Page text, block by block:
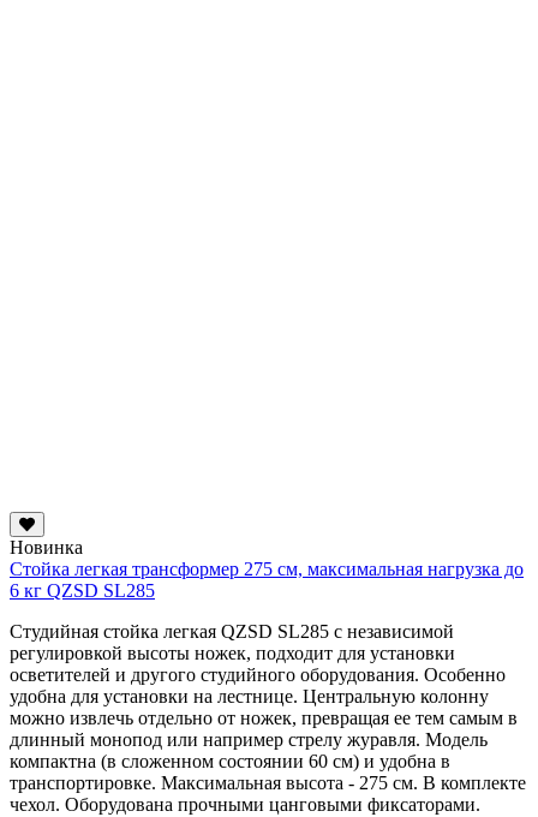
Новинка
Стойка легкая трансформер 275 см, максимальная нагрузка до
6 кг QZSD SL285
Студийная стойка легкая QZSD SL285 с независимой
регулировкой высоты ножек, подходит для установки
осветителей и другого студийного оборудования. Особенно
удобна для установки на лестнице. Центральную колонну
можно извлечь отдельно от ножек, превращая ее тем самым в
длинный монопод или например стрелу журавля. Модель
компактна (в сложенном состоянии 60 см) и удобна в
транспортировке. Максимальная высота - 275 см. В комплекте
чехол. Оборудована прочными цанговыми фиксаторами.